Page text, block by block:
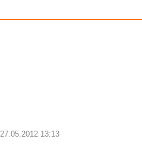
27.05.2012 13:13